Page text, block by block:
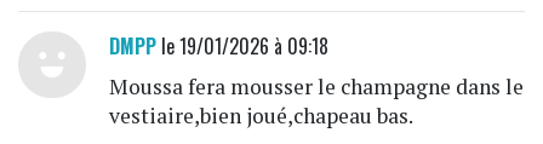
DMPPle 19/01/2026 à 09:18
Moussa fera mousser le champagne dans le
vestiaire,bien joué,chapeau bas.